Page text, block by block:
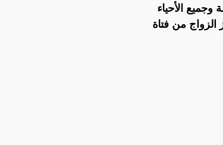
وجميع الأحياء
من فتاة